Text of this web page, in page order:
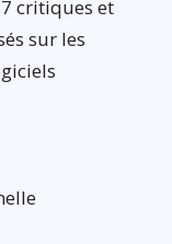
critiques et
sur les